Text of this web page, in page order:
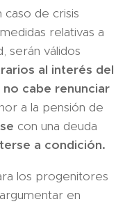
de crisis
relativas a
serán válidos
al interés del
no cabe renunciar
a la pensión de
con una deuda
a condición.
los progenitores
en